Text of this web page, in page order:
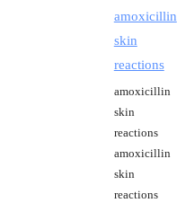
amoxicillin
skin
reactions
amoxicillin
skin
reactions
amoxicillin
skin
reactions